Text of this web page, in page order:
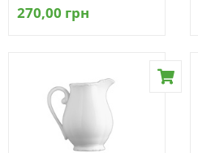
270,00 грн